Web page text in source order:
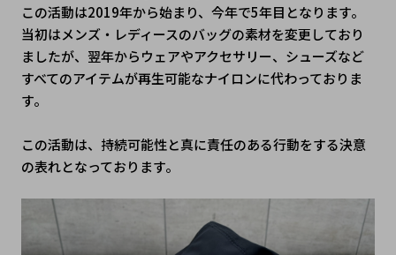
この活動は2019年から始まり、今年で5年目となります。
当初はメンズ・レディースのバッグの素材を変更しており
ましたが、翌年からウェアやアクセサリー、シューズなど
すべてのアイテムが再生可能なナイロンに代わっておりま
す。
この活動は、持続可能性と真に責任のある行動をする決意
の表れとなっております。